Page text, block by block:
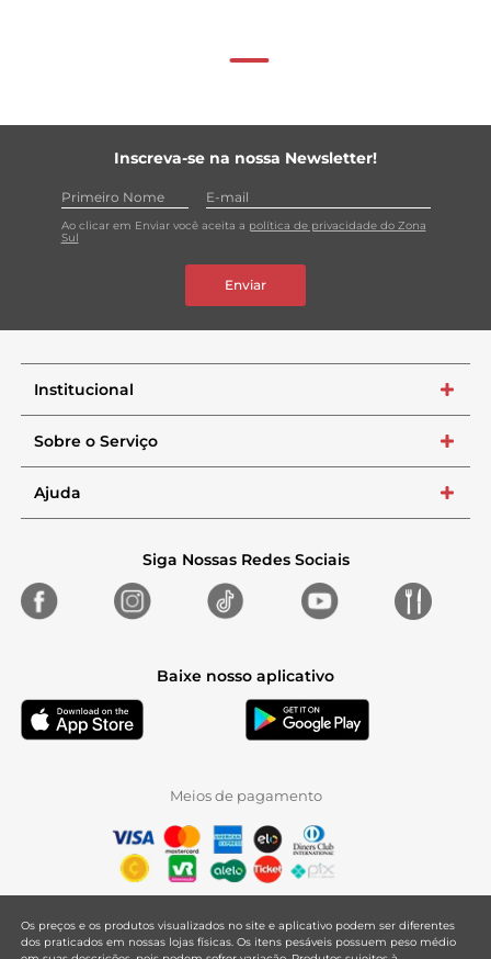
Inscreva-se na nossa Newsletter!
Ao clicar em Enviar você aceita a política de privacidade do Zona
Sul
Enviar
Institucional +
Sobre o Serviço +
Ajuda +
Siga Nossas Redes Sociais
Baixe nosso aplicativo
Meios de pagamento
Os preços e os produtos visualizados no site e aplicativo podem ser diferentes
dos praticados em nossas lojas físicas. Os itens pesáveis possuem peso médio